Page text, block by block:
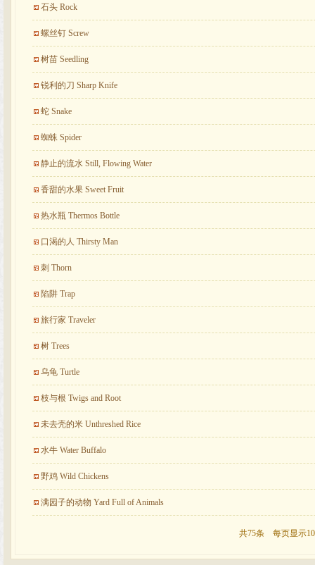
石头 Rock
螺丝钉 Screw
树苗 Seedling
锐利的刀 Sharp Knife
蛇 Snake
蜘蛛 Spider
静止的流水 Still, Flowing Water
香甜的水果 Sweet Fruit
热水瓶 Thermos Bottle
口渴的人 Thirsty Man
刺 Thorn
陷阱 Trap
旅行家 Traveler
树 Trees
乌龟 Turtle
枝与根 Twigs and Root
未去壳的米 Unthreshed Rice
水牛 Water Buffalo
野鸡 Wild Chickens
满园子的动物 Yard Full of Animals
共75条 每页显示